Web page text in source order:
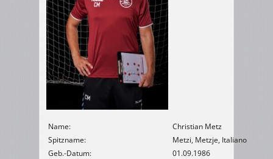
Name:
Christian Metz
Spitzname:
Metzi, Metzje, Italiano
Geb.-Datum:
01.09.1986